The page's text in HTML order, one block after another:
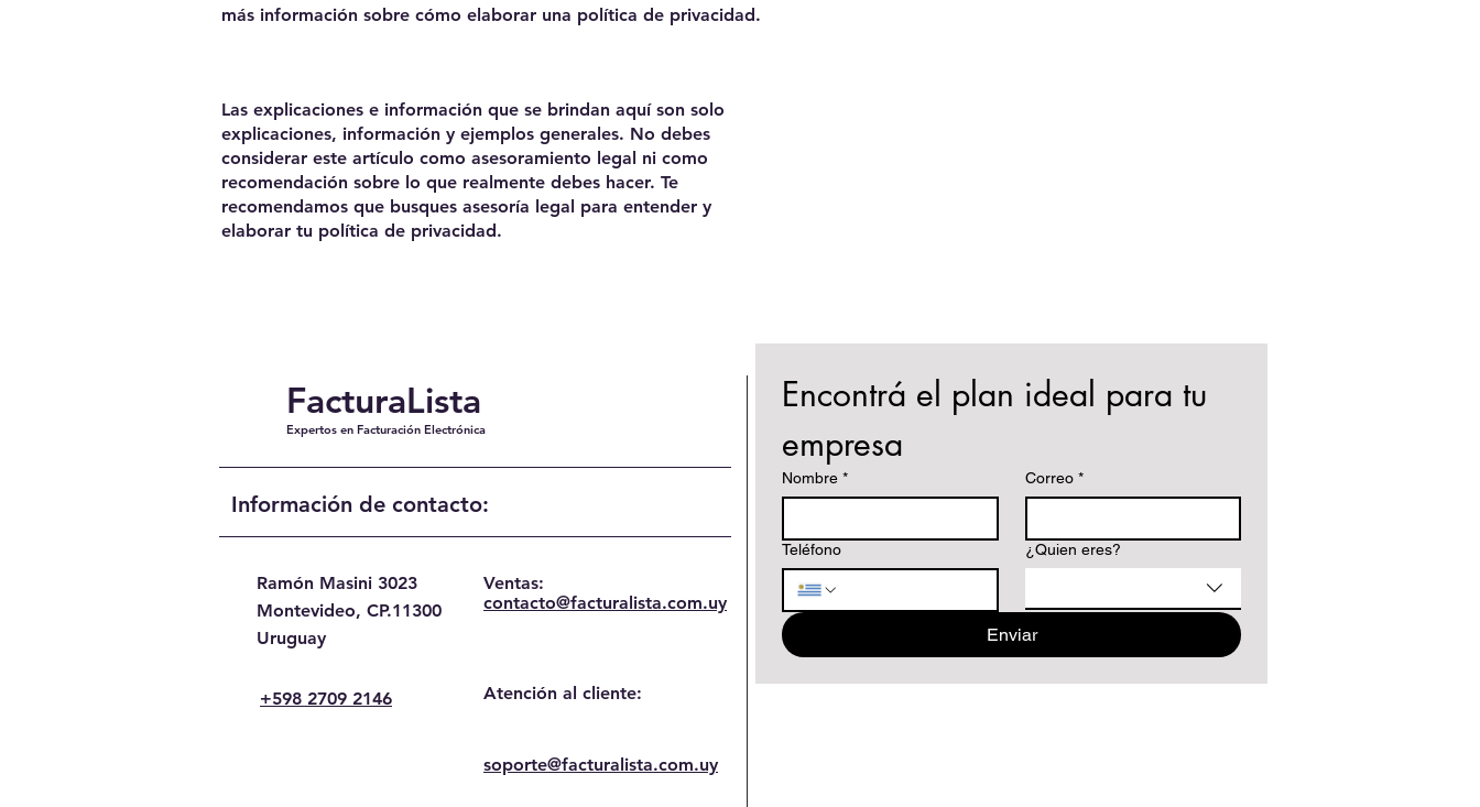
más información sobre cómo elaborar una política de privacidad.
Las explicaciones e información que se brindan aquí son solo
explicaciones, información y ejemplos generales. No debes
considerar este artículo como asesoramiento legal ni como
recomendación sobre lo que realmente debes hacer. Te
recomendamos que busques asesoría legal para entender y
elaborar tu política de privacidad.
Información de contacto:
Ramón Masini 3023
Montevideo, CP.11300
Uruguay
Ventas:
+598 2709 2146 Atención al cliente:
Encontrá el plan ideal para tu
empresa
Nombre * Correo *
Teléfono ¿Quien eres?
Enviar
contacto@facturalista.com.uy
soporte@facturalista.com.uy
Expertos en Facturación Electrónica
FacturaLista